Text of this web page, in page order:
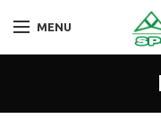
MENU